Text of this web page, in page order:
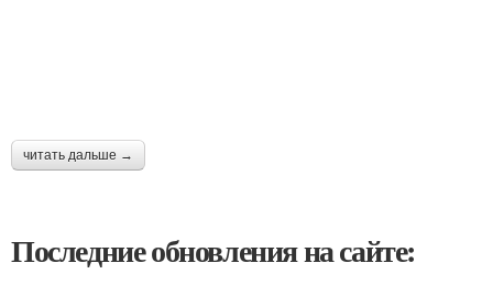
читать дальше →
Последние обновления на сайте: